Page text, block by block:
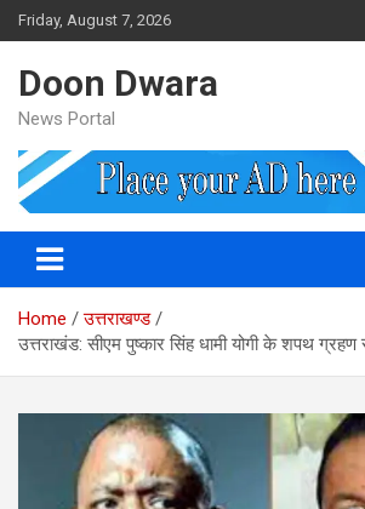
Skip
to
Friday, August 7, 2026
Doon Dwara
News Portal
Home
उत्तराखण्ड
उत्तराखंड: सीएम पुष्कार सिंह धामी योगी के शपथ ग्रहण